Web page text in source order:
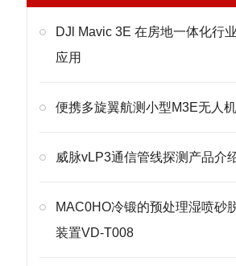
DJl Mavic 3E 在房地一体化行
应用
便携多旋翼航测小型M3E无人
威脉vLP3通信管线探测产品介
MAC0HO冷锻的预处理湿喷砂
装置VD-T008